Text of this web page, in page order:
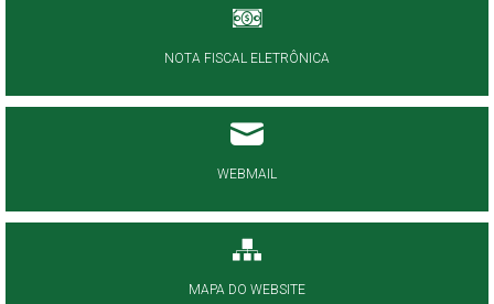
NOTA FISCAL ELETRÔNICA
WEBMAIL
MAPA DO WEBSITE